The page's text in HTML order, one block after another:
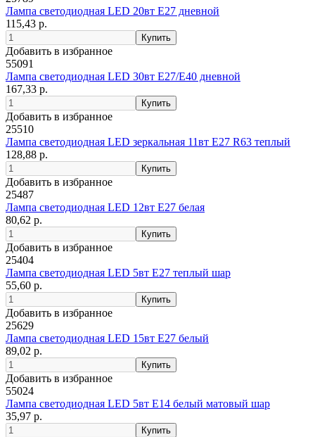
Лампа светодиодная LED 20вт Е27 дневной
115,43 р.
Добавить в избранное
55091
Лампа светодиодная LED 30вт Е27/Е40 дневной
167,33 р.
Добавить в избранное
25510
Лампа светодиодная LED зеркальная 11вт Е27 R63 теплый
128,88 р.
Добавить в избранное
25487
Лампа светодиодная LED 12вт Е27 белая
80,62 р.
Добавить в избранное
25404
Лампа светодиодная LED 5вт Е27 теплый шар
55,60 р.
Добавить в избранное
25629
Лампа светодиодная LED 15вт Е27 белый
89,02 р.
Добавить в избранное
55024
Лампа светодиодная LED 5вт Е14 белый матовый шар
35,97 р.